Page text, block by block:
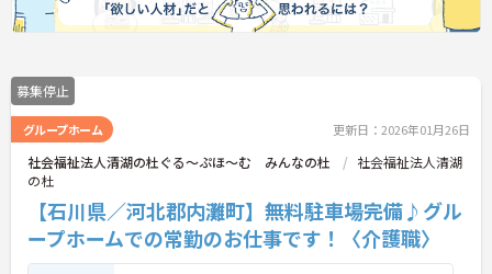
募集停止
グループホーム 更新日：2026年01月26日
社会福祉法人清湖の杜ぐる～ぷほ～む みんなの杜
社会福祉法人清湖
の杜
【石川県／河北郡内灘町】無料駐車場完備♪グル
ープホームでの常勤のお仕事です！〈介護職〉